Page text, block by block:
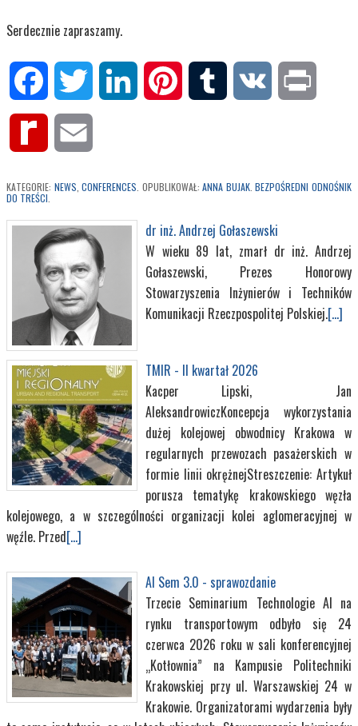
Serdecznie zapraszamy.
Facebook Twitter LinkedIn Pinterest Tumblr VK
Rediff
KATEGORIE: NEWS ,CONFERENCES . OPUBLIKOWAŁ:ANNA BUJAK.BEZPOŚREDNI ODNOŚNIK
DO TREŚCI
dr inż. Andrzej Gołaszewski
W wieku 89 lat, zmarł dr inż. Andrzej
Gołaszewski, Prezes Honorowy
Stowarzyszenia Inżynierów i Techników
Komunikacji Rzeczpospolitej Polskiej.[...]
TMIR - II kwartał 2026
Kacper Lipski, Jan
AleksandrowiczKoncepcja wykorzystania
dużej kolejowej obwodnicy Krakowa w
regularnych przewozach pasażerskich w
formie linii okrężnejStreszczenie: Artykuł
porusza tematykę krakowskiego węzła
kolejowego, a w szczególności organizacji kolei aglomeracyjnej w
węźle. Przed[...]
AI Sem 3.0 - sprawozdanie
Trzecie Seminarium Technologie AI na
rynku transportowym odbyło się 24
czerwca 2026 roku w sali konferencyjnej
„Kotłownia” na Kampusie Politechniki
Krakowskiej przy ul. Warszawskiej 24 w
Krakowie. Organizatorami wydarzenia były